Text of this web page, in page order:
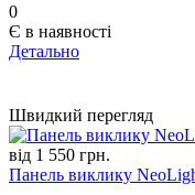
0
Є в наявності
Детально
Швидкий перегляд
від 1 550 грн.
Панель виклику